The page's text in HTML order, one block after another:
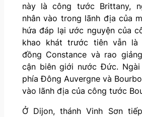
này là công tước Brittany,
nhân vào trong lãnh địa của
hứa đáp lại ước nguyện của
khao khát trước tiên vẫn là
đồng Constance và rao
cận biên giới nước Đức. Ngài
phía Đông Auvergne và
vào lãnh địa của công tước
Ở Dijon, thánh Vinh Sơn